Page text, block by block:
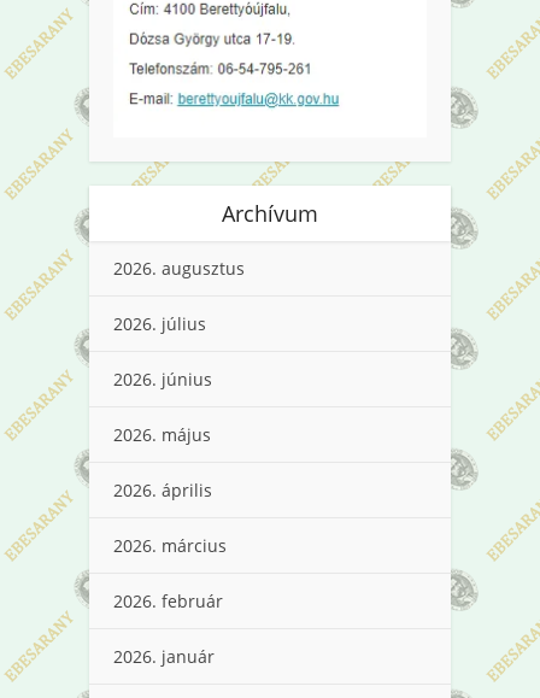
Archívum
2026. augusztus
2026. július
2026. június
2026. május
2026. április
2026. március
2026. február
2026. január